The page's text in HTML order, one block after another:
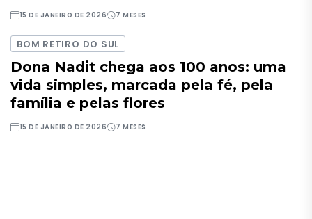
15 DE JANEIRO DE 2026 7 MESES
BOM RETIRO DO SUL
Dona Nadit chega aos 100 anos: uma
vida simples, marcada pela fé, pela
família e pelas flores
15 DE JANEIRO DE 2026 7 MESES